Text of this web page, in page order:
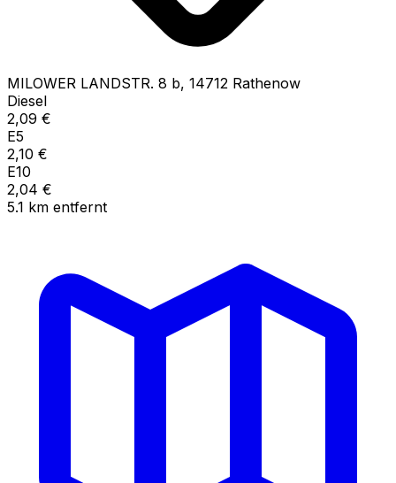
MILOWER LANDSTR. 8 b, 14712 Rathenow
Diesel
2,09 €
E5
2,10 €
E10
2,04 €
5.1 km entfernt